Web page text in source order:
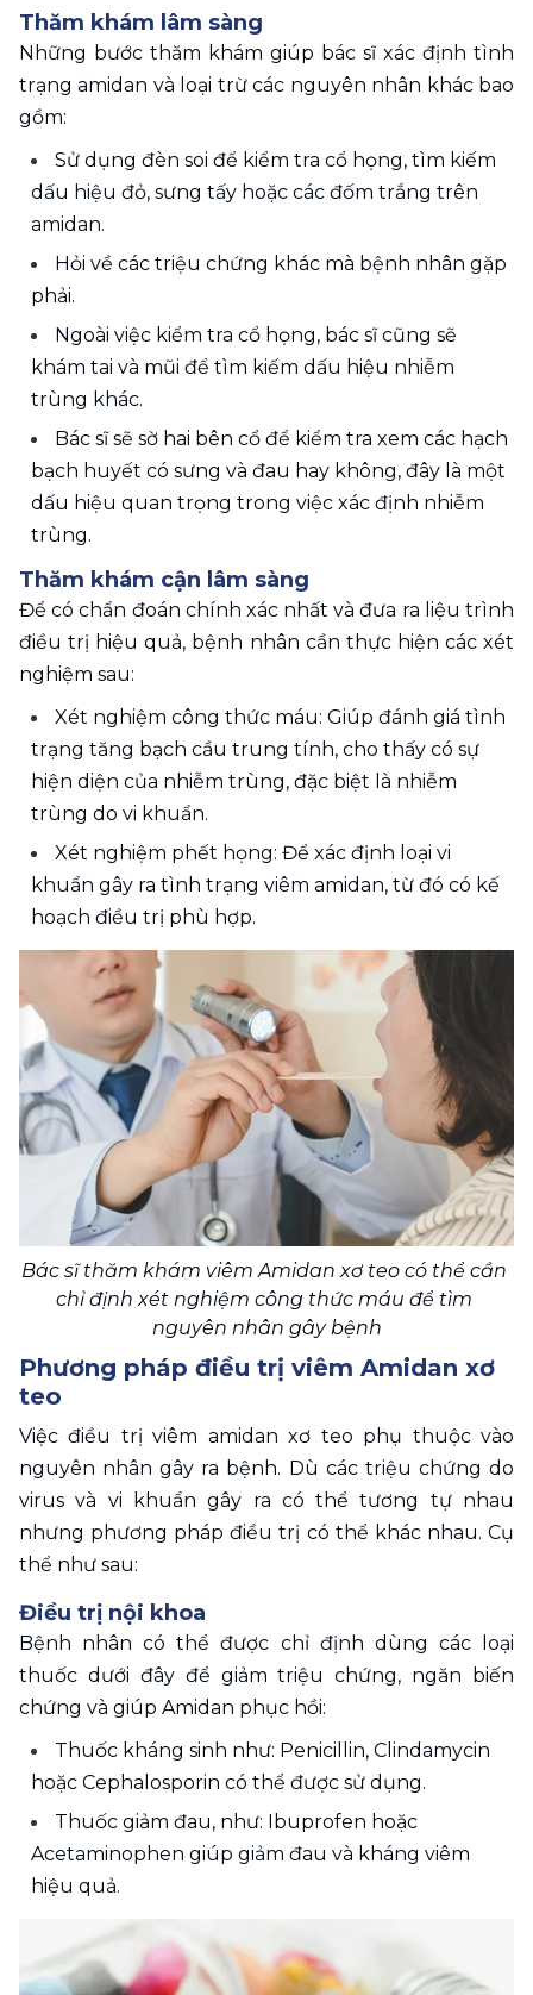
Thăm khám lâm sàng
Những bước thăm khám giúp bác sĩ xác định tình
trạng amidan và loại trừ các nguyên nhân khác bao
gồm:
Sử dụng đèn soi để kiểm tra cổ họng, tìm kiếm
dấu hiệu đỏ, sưng tấy hoặc các đốm trắng trên
amidan.
Hỏi về các triệu chứng khác mà bệnh nhân gặp
phải.
Ngoài việc kiểm tra cổ họng, bác sĩ cũng sẽ
khám tai và mũi để tìm kiếm dấu hiệu nhiễm
trùng khác.
Bác sĩ sẽ sờ hai bên cổ để kiểm tra xem các hạch
bạch huyết có sưng và đau hay không, đây là một
dấu hiệu quan trọng trong việc xác định nhiễm
trùng.
Thăm khám cận lâm sàng
Để có chẩn đoán chính xác nhất và đưa ra liệu trình
điều trị hiệu quả, bệnh nhân cần thực hiện các xét
nghiệm sau:
Xét nghiệm công thức máu: Giúp đánh giá tình
trạng tăng bạch cầu trung tính, cho thấy có sự
hiện diện của nhiễm trùng, đặc biệt là nhiễm
trùng do vi khuẩn.
Xét nghiệm phết họng: Để xác định loại vi
khuẩn gây ra tình trạng viêm amidan, từ đó có kế
hoạch điều trị phù hợp.
Bác sĩ thăm khám viêm Amidan xơ teo có thể cần
chỉ định xét nghiệm công thức máu để tìm
nguyên nhân gây bệnh
Phương pháp điều trị viêm Amidan xơ
teo
Việc điều trị viêm amidan xơ teo phụ thuộc vào
nguyên nhân gây ra bệnh. Dù các triệu chứng do
virus và vi khuẩn gây ra có thể tương tự nhau
nhưng phương pháp điều trị có thể khác nhau. Cụ
thể như sau:
Điều trị nội khoa
Bệnh nhân có thể được chỉ định dùng các loại
thuốc dưới đây để giảm triệu chứng, ngăn biến
chứng và giúp Amidan phục hồi:
Thuốc kháng sinh như: Penicillin, Clindamycin
hoặc Cephalosporin có thể được sử dụng.
Thuốc giảm đau, như: Ibuprofen hoặc
Acetaminophen giúp giảm đau và kháng viêm
hiệu quả.